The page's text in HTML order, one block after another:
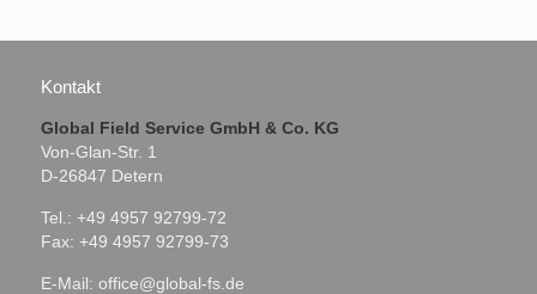
Kontakt
Global Field Service GmbH & Co. KG
Von-Glan-Str. 1
D-26847 Detern
Tel.: +49 4957 92799-72
Fax: +49 4957 92799-73
E-Mail: office@global-fs.de